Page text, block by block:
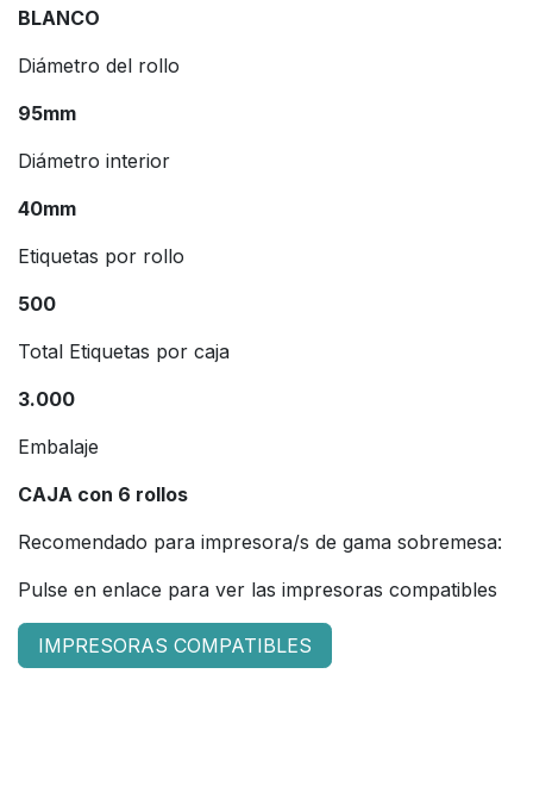
BLANCO
Diámetro del rollo
95mm
Diámetro interior
40mm
Etiquetas por rollo
500
Total Etiquetas por caja
3.000
Embalaje
CAJA con 6 rollos
Recomendado para impresora/s de gama sobremesa:
Pulse en enlace para ver las impresoras compatibles
IMPRESORAS COMPATIBLES